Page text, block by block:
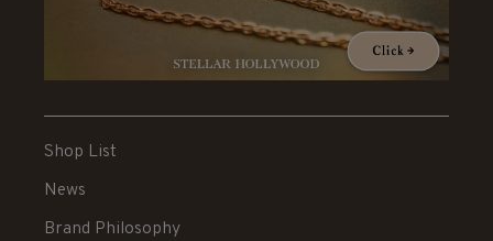
Shop List
News
Brand Philosophy